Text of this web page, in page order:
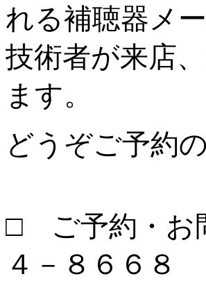
れる補聴器メ
技術者が来店
ます。
どうぞご予約
□ ご予約・お
４－８６６８